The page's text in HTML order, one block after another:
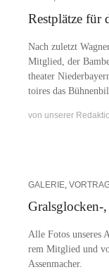
Restplätze für
Nach zu­letzt
Mit­glied, der
thea­ter
toires das
von unserer
GALERIE
Alle Fo­tos un­se­res
rem Mit­glied und
Assenmacher.